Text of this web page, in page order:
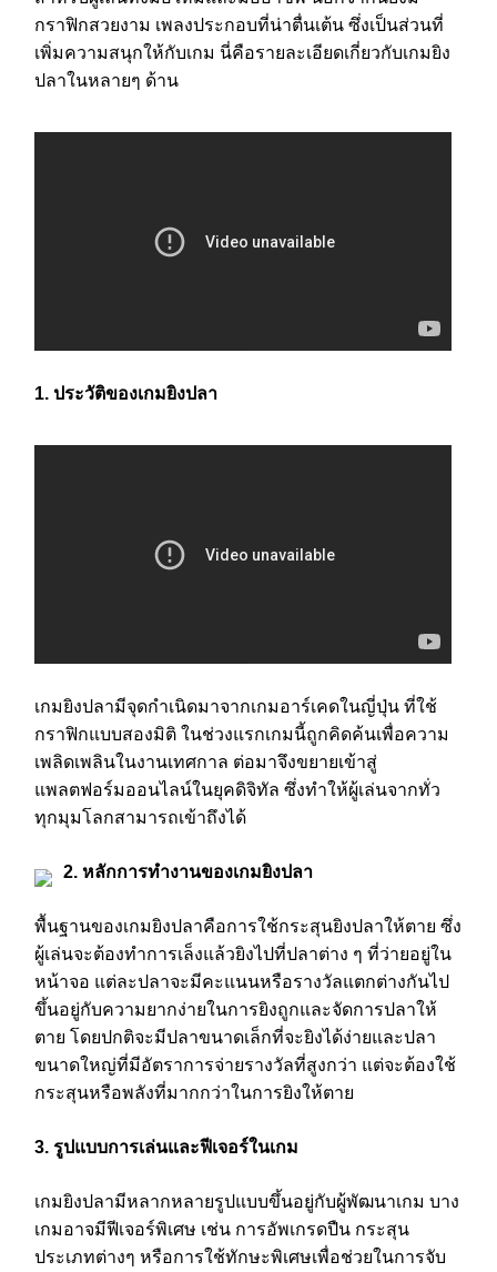
กราฟิกสวยงาม เพลงประกอบที่น่าตื่นเต้น ซึ่งเป็นส่วนที่
เพิ่มความสนุกให้กับเกม นี่คือรายละเอียดเกี่ยวกับเกมยิง
ปลาในหลายๆ ด้าน
1. ประวัติของเกมยิงปลา
เกมยิงปลามีจุดกำเนิดมาจากเกมอาร์เคดในญี่ปุ่น ที่ใช้
กราฟิกแบบสองมิติ ในช่วงแรกเกมนี้ถูกคิดค้นเพื่อความ
เพลิดเพลินในงานเทศกาล ต่อมาจึงขยายเข้าสู่
แพลตฟอร์มออนไลน์ในยุคดิจิทัล ซึ่งทำให้ผู้เล่นจากทั่ว
ทุกมุมโลกสามารถเข้าถึงได้
2. หลักการทำงานของเกมยิงปลา
พื้นฐานของเกมยิงปลาคือการใช้กระสุนยิงปลาให้ตาย ซึ่ง
ผู้เล่นจะต้องทำการเล็งแล้วยิงไปที่ปลาต่าง ๆ ที่ว่ายอยู่ใน
หน้าจอ แต่ละปลาจะมีคะแนนหรือรางวัลแตกต่างกันไป
ขึ้นอยู่กับความยากง่ายในการยิงถูกและจัดการปลาให้
ตาย โดยปกติจะมีปลาขนาดเล็กที่จะยิงได้ง่ายและปลา
ขนาดใหญ่ที่มีอัตราการจ่ายรางวัลที่สูงกว่า แต่จะต้องใช้
กระสุนหรือพลังที่มากกว่าในการยิงให้ตาย
3. รูปแบบการเล่นและฟีเจอร์ในเกม
เกมยิงปลามีหลากหลายรูปแบบขึ้นอยู่กับผู้พัฒนาเกม บาง
เกมอาจมีฟีเจอร์พิเศษ เช่น การอัพเกรดปืน กระสุน
ประเภทต่างๆ หรือการใช้ทักษะพิเศษเพื่อช่วยในการจับ